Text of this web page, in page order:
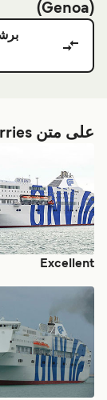
(Genoa)
على متن Ferries
Excellent